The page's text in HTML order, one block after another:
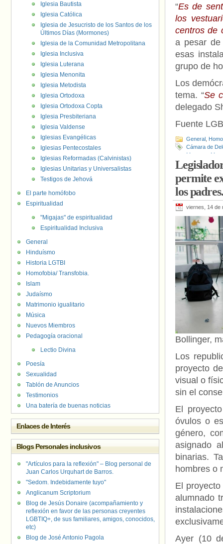
“Es de
los
centros de
a pesar
esas
grupo de
Los
tema. “Se
delegado
Fuente
General
Cámara de
Menores
Martin ,Patrick
permite
los padres.
viernes, 14 de
Bollinger,
Los
proyecto
visual o
sin el
El
óvulos o
género,
asignado
binarias.
hombres o
El
alumnado
Ayer (10
Iglesia Bautista
Iglesia Católica
Iglesia de Jesucristo de los Santos de los
Últimos Días (Mormones)
Iglesia de la Comunidad Metropolitana
Iglesia Inclusiva
Iglesia Luterana
Iglesia Menonita
Iglesia Metodista
Iglesia Ortodoxa
Iglesia Ortodoxa Copta
Iglesia Presbiteriana
Iglesia Valdense
Iglesias Evangélicas
Iglesias Pentecostales
Iglesias Reformadas (Calvinistas)
Iglesias Unitarias y Universalistas
Testigos de Jehová
El parte homófobo
Espiritualidad
"Migajas" de espiritualidad
Espiritualidad Inclusiva
General
Hinduísmo
Historia LGTBI
Homofobia/ Transfobia.
Islam
Judaísmo
Matrimonio igualitario
Música
Nuevos Miembros
Pedagogía oracional
Lectio Divina
Poesía
Sexualidad
Tablón de Anuncios
Testimonios
Una batería de buenas noticias
Enlaces de Interés
Blogs Personales inclusivos
"Artículos para la reflexión" – Blog personal de
Juan Carlos Urquhart de Barros.
"Sedom. Indebidamente tuyo"
Anglicanum Scriptorium
Blog de Jesús Donaire (acompañamiento y
reflexión en favor de las personas creyentes
LGBTIQ+, de sus familiares, amigos, conocidos,
etc)
Blog de José Antonio Pagola